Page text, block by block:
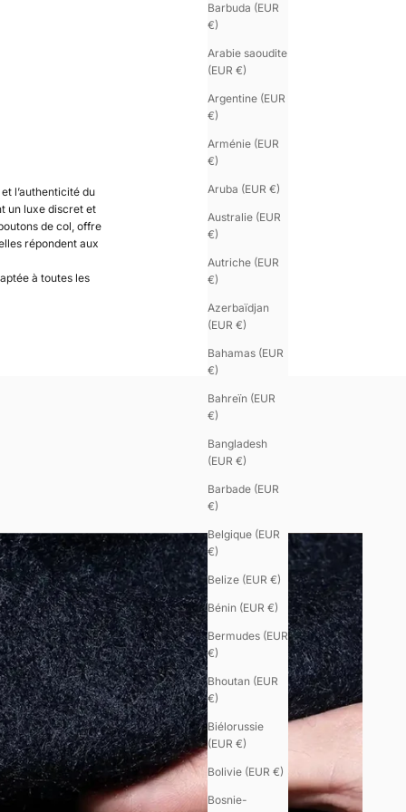
Barbuda (EUR
€)
Arabie saoudite
(EUR €)
Argentine (EUR
€)
Arménie (EUR
€)
Aruba (EUR €)
Australie (EUR
€)
Autriche (EUR
€)
Azerbaïdjan
(EUR €)
Bahamas (EUR
€)
Bahreïn (EUR
€)
Bangladesh
(EUR €)
Barbade (EUR
€)
Belgique (EUR
€)
Belize (EUR €)
Bénin (EUR €)
Bermudes (EUR
€)
Bhoutan (EUR
€)
Biélorussie
(EUR €)
Bolivie (EUR €)
Bosnie-
l’authenticité du
un luxe discret et
de col, offre
répondent aux
à toutes les